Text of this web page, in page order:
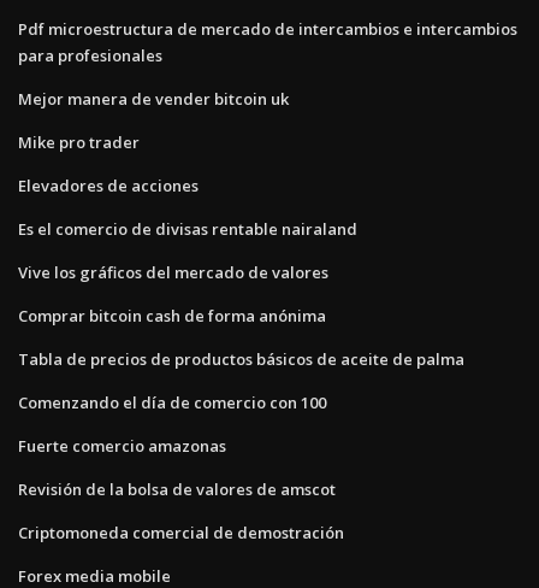
Pdf microestructura de mercado de intercambios e intercambios
para profesionales
Mejor manera de vender bitcoin uk
Mike pro trader
Elevadores de acciones
Es el comercio de divisas rentable nairaland
Vive los gráficos del mercado de valores
Comprar bitcoin cash de forma anónima
Tabla de precios de productos básicos de aceite de palma
Comenzando el día de comercio con 100
Fuerte comercio amazonas
Revisión de la bolsa de valores de amscot
Criptomoneda comercial de demostración
Forex media mobile